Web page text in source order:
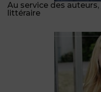
Au service des
littéraire